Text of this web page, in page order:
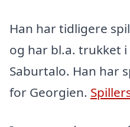
Han har tidligere
og har bl.a. trukket
Saburtalo. Han har
for Georgien.